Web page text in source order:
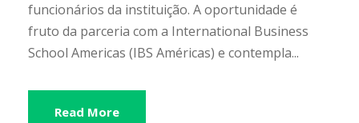
funcionários da instituição. A oportunidade é
fruto da parceria com a International Business
School Americas (IBS Américas) e contempla...
Read More